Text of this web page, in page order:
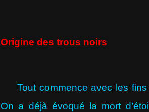
Origine des trous noirs
Tout commence avec les fins
On a déjà évoqué la mort